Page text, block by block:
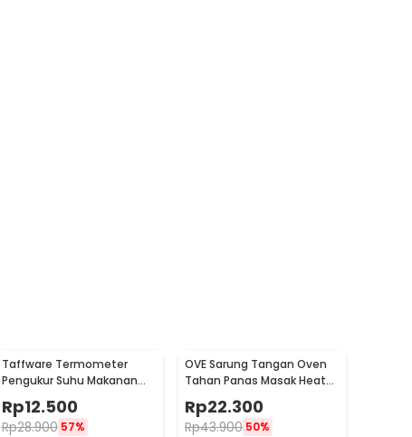
Taffware Termometer
Pengukur Suhu Makanan
TP101
Rp12.500
Rp28.900 57%
OVE Sarung Tangan Oven
Tahan Panas Masak Heat
Resistant Gloves - 540F
Rp22.300
Rp43.900 50%